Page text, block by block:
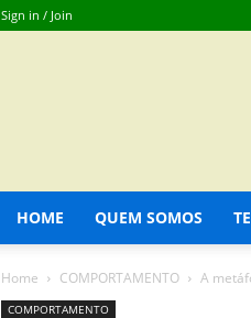
Sign in / Join
HOME QUEM SOMOS
Home COMPORTAMENTO A
COMPORTAMENTO